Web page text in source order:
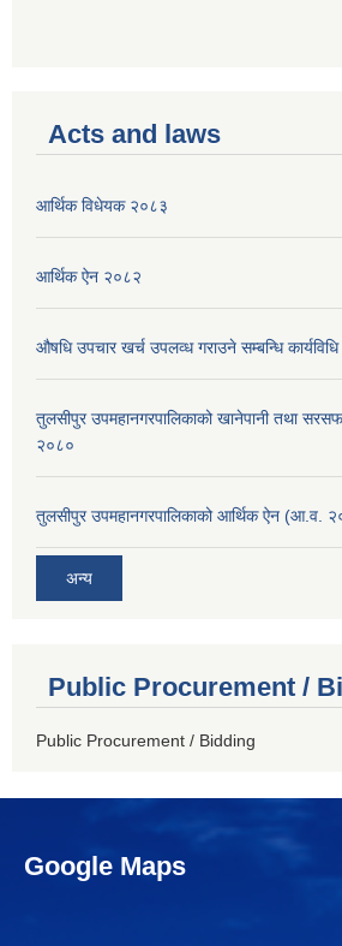
Acts and laws
आर्थिक विधेयक २०८३
आर्थिक ऐन २०८२
औषधि उपचार खर्च उपलव्ध गराउने सम्बन्धि
तुलसीपुर उपमहानगरपालिकाको खानेपानी तथा
२०८०
तुलसीपुर उपमहानगरपालिकाको आर्थिक ऐन (आ.व.
अन्य
Public Procurement /
Public Procurement / Bidding
Google Maps